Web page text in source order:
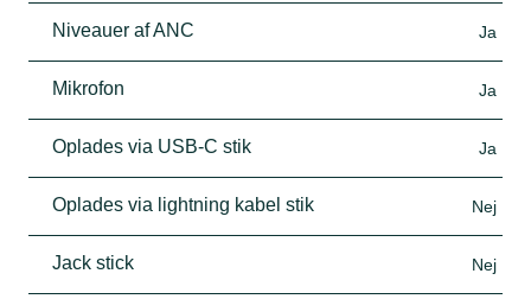
Niveauer af ANC Ja
Mikrofon Ja
Oplades via USB-C stik Ja
Oplades via lightning kabel stik Nej
Jack stick Nej